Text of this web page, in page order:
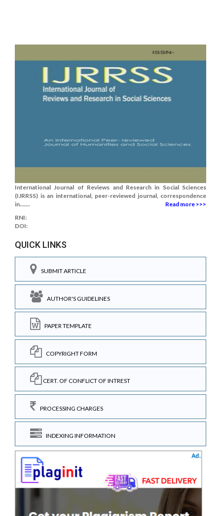
International Journal of Reviews and Research in Social Sciences
(IJRRSS) is an international, peer-reviewed journal, correspondence
in.......
Read more >>>
RNI:
DOI:
QUICK LINKS
SUBMIT ARTICLE
AUTHOR'S GUIDELINES
PAPER TEMPLATE
COPYRIGHT FORM
CERT. OF CONFLICT OF INTREST
PROCESSING CHARGES
INDEXING INFORMATION